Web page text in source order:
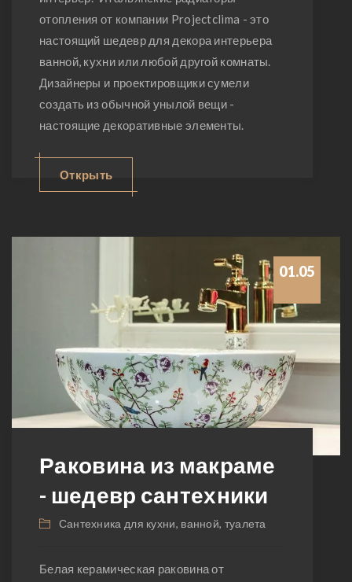
отопления от компании Projectclima - это
настоящий шедевр для декора интерьера
ванной, кухни или любой другой комнаты.
Дизайнеры и проектировщики сумели
создать из обычной унылой вещи -
настоящие декоративные элементы.
Открыть
01.05
Раковина из макраме
- шедевр сантехники
Сантехника для кухни, ванной, туалета
Белая керамическая раковина от